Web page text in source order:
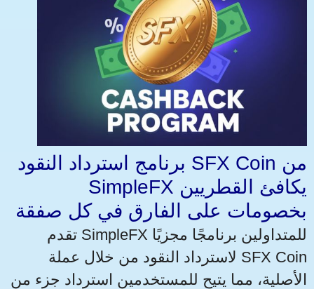
برنامج استرداد النقود SFX Coin من
SimpleFX يكافئ القطريين
بخصومات على الفارق في كل صفقة
تقدم SimpleFX للمتداولين برنامجًا مجزيًا
لاسترداد النقود من خلال عملة SFX Coin
الأصلية، مما يتيح للمستخدمين استرداد جزء من